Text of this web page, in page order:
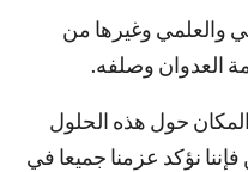
والعلمي وغيرها من
العدوان وصلفه.
حول هذه الحلول
نؤكد عزمنا جميعا في